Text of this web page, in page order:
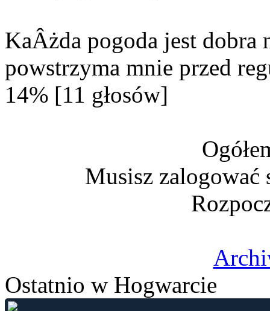
KaÂżda pogoda jest
powstrzyma mnie przed
14% [11 głosów]
Musisz zalogować
Ostatnio w Hogwarcie